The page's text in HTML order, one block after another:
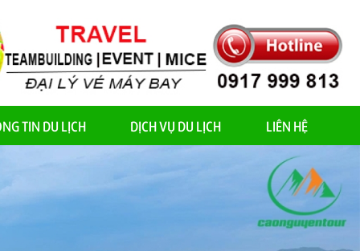
TIN DU LỊCH DỊCH VỤ DU LỊCH LIÊN HỆ